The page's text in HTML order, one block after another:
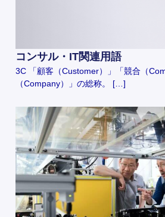
コンサル・IT関連用語
3C 「顧客（Customer）」「競合（
（Company）」の総称。 […]